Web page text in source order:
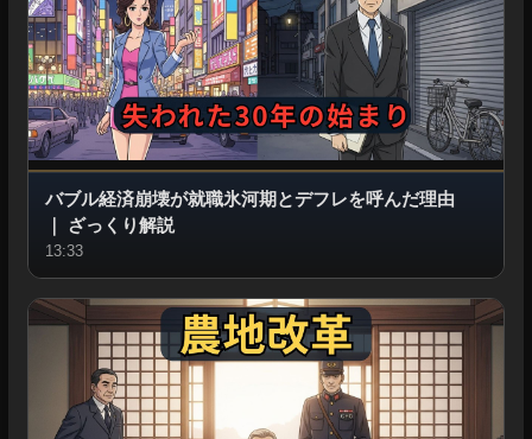
バブル経済崩壊が就職氷河期とデフレを呼んだ理由
｜
ざっくり解説
13:33